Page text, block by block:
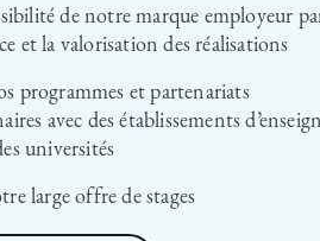
de notre marque employeur
et la valorisation des réalisations
programmes et partenariats
avec des établissements
universités
large offre de stages